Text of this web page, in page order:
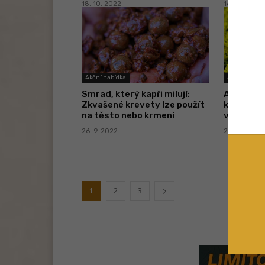
18. 10. 2022 16. 10. 2022
Akční nabídka
Smrad, který kapři milují:
Zkvašené krevety lze použít
na těsto nebo krmení
26. 9. 2022
Akční nabídka
korun:
vzorky
20. 9. 2022
1 2 3